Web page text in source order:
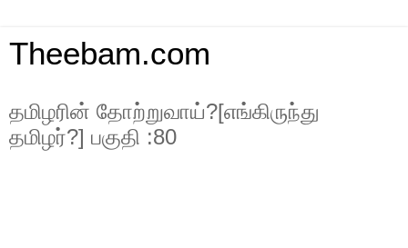
Theebam.com
தமிழரின் தோற்றுவாய்?[எங்கிருந்து
தமிழர்?] பகுதி :80